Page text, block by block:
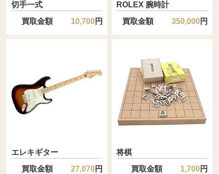
切手一式
買取金額
10,700円
ROLEX 腕時計
買取金額
350,000円
エレキギター
買取金額
27,070円
将棋
買取金額
1,700円